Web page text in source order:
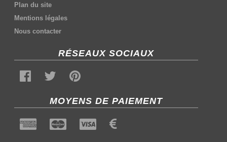
Plan du site
Mentions légales
Nous contacter
RÉSEAUX SOCIAUX
MOYENS DE PAIEMENT